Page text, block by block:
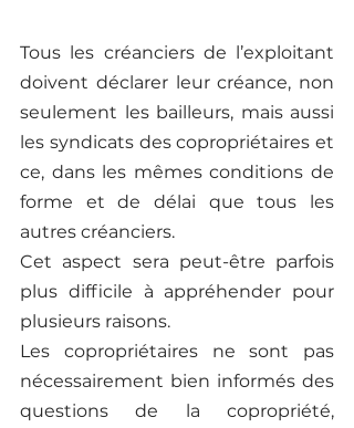
Tous les créanciers de l’exploitant
doivent déclarer leur créance, non
seulement les bailleurs, mais aussi
les syndicats des copropriétaires et
ce, dans les mêmes conditions de
forme et de délai que tous les
autres créanciers.
Cet aspect sera peut-être parfois
plus difficile à appréhender pour
plusieurs raisons.
Les copropriétaires ne sont pas
nécessairement bien informés des
questions de la copropriété,